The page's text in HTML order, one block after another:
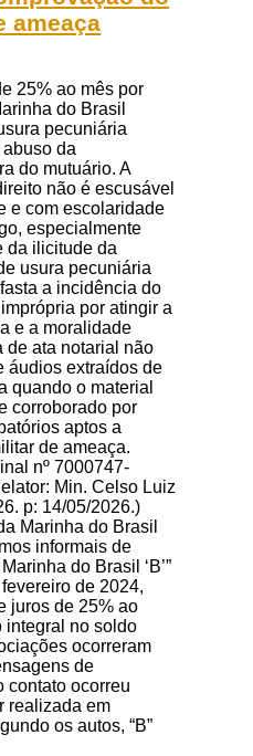
ameaça
25% ao mês por
do Brasil
pecuniária
da
do mutuário. A
não é escusável
e com escolaridade
especialmente
da ilicitude da
usura pecuniária
a incidência do
por atingir a
e a moralidade
de ata notarial não
áudios extraídos de
quando o material
corroborado por
aptos a
de ameaça.
nº 7000747-
Min. Celso Luiz
p: 14/05/2026.)
Marinha do Brasil
informais de
do Brasil ‘B’”
de 2024,
juros de 25% ao
integral no soldo
ocorreram
de
contato ocorreu
realizada em
os autos, “B”